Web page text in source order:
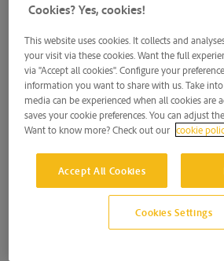
voor de voortstuwing of voor de
andere vloeistoffen bevatten waarvan
omstandigheden worden voorzien om
c. het vaartuig zich in zoet water
water met een soortelijk gewicht gelijk
Indien het vaartuig zich bij de
toestand, omschreven in
dezelfde inzinking en ongeveer
moet het verschil in belasting en
soortelijk gewicht van het water
genomen bij het maken van de
De gewichten aan boord die
Cookies? Yes, cookies!
This website uses cookies. It collects and
your visit via these cookies. Want the full
via "Accept all cookies". Configure your
information you want to share with us. Take
media can be experienced when all cookies are
saves your cookie preferences. You can adjust
Want to know more? Check out our cookie
Accept All Cookies
Cookies Settings